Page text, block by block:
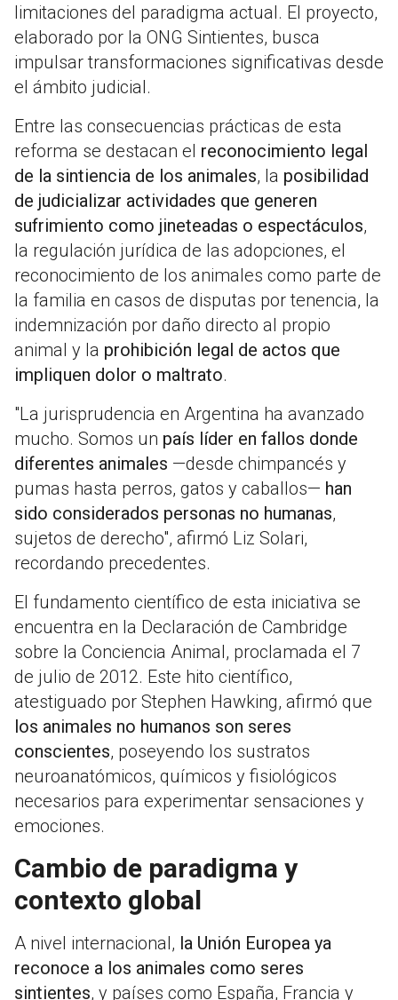
limitaciones del paradigma actual. El proyecto,
elaborado por la ONG Sintientes, busca
impulsar transformaciones significativas desde
el ámbito judicial.
Entre las consecuencias prácticas de esta
reforma se destacan el reconocimiento legal
de la sintiencia de los animales, la posibilidad
de judicializar actividades que generen
sufrimiento como jineteadas o espectáculos,
la regulación jurídica de las adopciones, el
reconocimiento de los animales como parte de
la familia en casos de disputas por tenencia, la
indemnización por daño directo al propio
animal y la prohibición legal de actos que
impliquen dolor o maltrato.
"La jurisprudencia en Argentina ha avanzado
mucho. Somos un país líder en fallos donde
diferentes animales —desde chimpancés y
pumas hasta perros, gatos y caballos— han
sido considerados personas no humanas,
sujetos de derecho", afirmó Liz Solari,
recordando precedentes.
El fundamento científico de esta iniciativa se
encuentra en la Declaración de Cambridge
sobre la Conciencia Animal, proclamada el 7
de julio de 2012. Este hito científico,
atestiguado por Stephen Hawking, afirmó que
los animales no humanos son seres
conscientes, poseyendo los sustratos
neuroanatómicos, químicos y fisiológicos
necesarios para experimentar sensaciones y
emociones.
Cambio de paradigma y
contexto global
A nivel internacional, la Unión Europea ya
reconoce a los animales como seres
sintientes, y países como España, Francia y